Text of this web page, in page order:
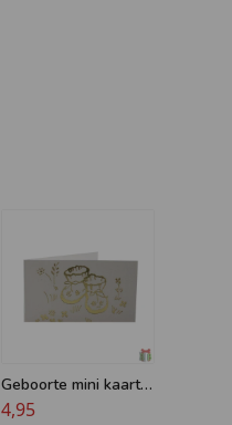
Geboorte mini kaartje
- Met gouden sokjes
4,95